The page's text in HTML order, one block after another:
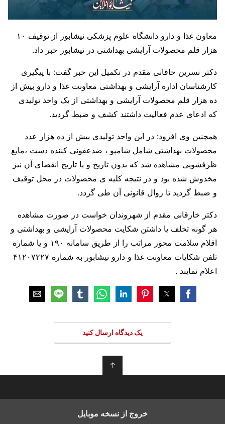
معاون غذا و دارو دانشگاه علوم پزشکی نیشابور از توقیف ۱۰
هزار قلم محصولات آرایشی بهداشتی در نیشابور خبر داد.
دکتر نسرین خاقانی مقدم در تکمیل این خبر گفت: با پیگیری
کارشناسان اداره آرایشی و بهداشتی معاونت غذا و دارو بیش از
ده هزار قلم محصولات آرایشی و بهداشتی از یک واحد تولیدی
که ادعای عدم فعالیت داشتند کشف و ضبط گردید.
همچنین وی افزود: در این واحد تولیدی بیش از ده هزار عدد
محصولات بهداشتی شامل شامپو ، ضدعفونی کننده دست ،مایع
ظرفشویی مشاهده شد که بدون تاریخ و یا تاریخ انقضای آن نیز
مخدوش شده بود و در نتیجه کلیه ی محصولات در محل توقیف
و ضبط گردید تا روال قانونی آن طی گردد.
دکتر خارقانی مقدم از شهروندان خواست در صورت مشاهده
هر گونه تخلف یا داشتن شکایت محصولات آرایشی و بهداشتی و
اقلام سلامت محور مراتب را از طریق سامانه ۱۹۰ و یا شماره
تلفن شکایات معاونت غذا و دارو نیشابور به شماره ۴۱۲۰۷۲۲۷
اعلام نمایند .
یک دیدگاه ارسال کنید
↑
خروج از نسخه موبایل